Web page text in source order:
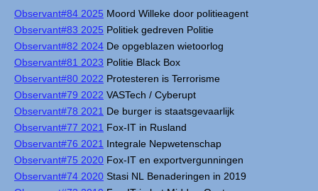
Observant#84 2025 Moord Willeke door politieagent
Observant#83 2025 Politiek gedreven Politie
Observant#82 2024 De opgeblazen wietoorlog
Observant#81 2023 Politie Black Box
Observant#80 2022 Protesteren is Terrorisme
Observant#79 2022 VASTech / Cyberupt
Observant#78 2021 De burger is staatsgevaarlijk
Observant#77 2021 Fox-IT in Rusland
Observant#76 2021 Integrale Nepwetenschap
Observant#75 2020 Fox-IT en exportvergunningen
Observant#74 2020 Stasi NL Benaderingen in 2019